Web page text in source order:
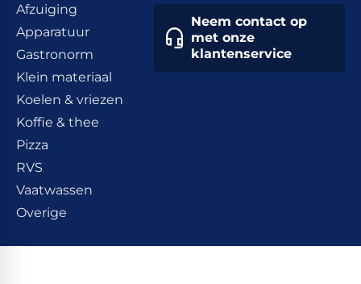
Afzuiging
Apparatuur
Gastronorm
Klein materiaal
Koelen & vriezen
Koffie & thee
Pizza
RVS
Vaatwassen
Overige
Neem contact op
met onze
klantenservice